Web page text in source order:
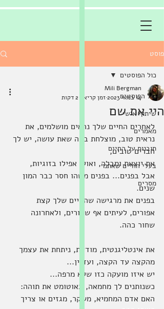
פוסט
כול הפוסטים
שיתוף אישי
מאמרים
תובנות על החיים
בעלי החיים שאתנו
מסרים
כול הפוסטים
היי את שם
Mili Bergman
14 במאי 2023
זמן קריאה 2 דקות
לאחרים החיים שלך נראים מושלמים, את
נראית טוב, מוצלחת במה שאת עושה, יש לך
חברים טובים,
את יוצאת ומבלה, ואולי אפילו בזוגיות,
אבל בפנים... בפנים משהו חסר כבר המון
שנים.
בפנים את מרגישה שהחיים שלך קצת
אפורים, לעיתים אף שחורים, ולאחרונה
שחור כהה.
את אינטליגנטית, מודעת, ניתחת את עצמך
מהקצה עד הקצה, ועדיין...
יש איזו מועקה כזו שלא מרפה...
כשנותנים לך מחמאה, באוטומט את תוהה:
האם אדם המחמיא, משקר, מגזים או צריך